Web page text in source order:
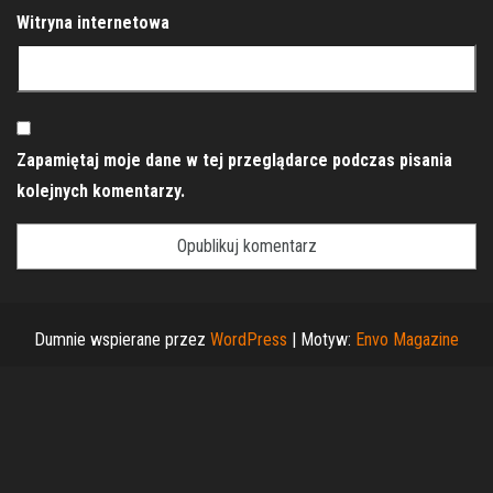
Witryna internetowa
Zapamiętaj moje dane w tej przeglądarce podczas pisania
kolejnych komentarzy.
Dumnie wspierane przez WordPress | Motyw: Envo Magazine